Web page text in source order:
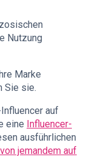
Nutzung
Marke
Sie sie.
auf
eine Influencer-
ausführlichen
jemandem auf